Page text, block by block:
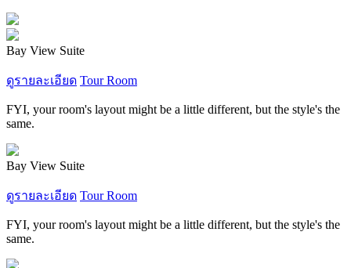
Bay View Suite
ดูรายละเอียด Tour Room
FYI, your room's layout might be a little different, but the style's the
same.
Bay View Suite
ดูรายละเอียด Tour Room
FYI, your room's layout might be a little different, but the style's the
same.